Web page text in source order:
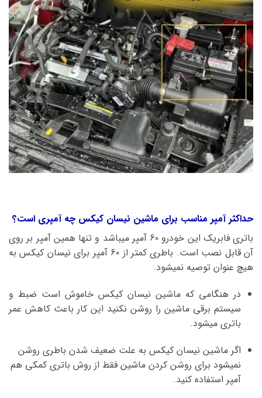
حداکثر آمپر مناسب برای ماشین نیسان کیکس چه آمپری است؟
باتری فابریک این خودرو 6۰ آمپر میباشد و تنها همین آمپر بر روی
آن قابل نصب است. باطری کمتر از 6۰ آمپر برای نیسان کیکس به
هیچ عنوان توصیه نمیشود.
در هنگامی که ماشین نیسان کیکس خاموش است ضبط و
سیستم برقی ماشین را روشن نکنید این کار باعث کاهش عمر
باتری میشود.
اگر ماشین نیسان کیکس به علت ضعیف شدن باطری روشن
نمیشود برای روشن کردن ماشین فقط از روش باتری کمکی هم
آمپر استفاده کنید.